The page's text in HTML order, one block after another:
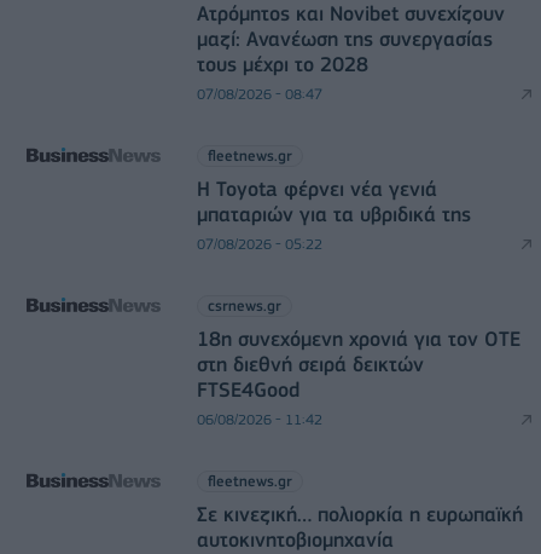
Ατρόμητος και Novibet συνεχίζουν
μαζί: Ανανέωση της συνεργασίας
τους μέχρι το 2028
07/08/2026 - 08:47
fleetnews.gr
Η Toyota φέρνει νέα γενιά
μπαταριών για τα υβριδικά της
07/08/2026 - 05:22
csrnews.gr
18η συνεχόμενη χρονιά για τον ΟΤΕ
στη διεθνή σειρά δεικτών
FTSE4Good
06/08/2026 - 11:42
fleetnews.gr
Σε κινεζική… πολιορκία η ευρωπαϊκή
αυτοκινητοβιομηχανία